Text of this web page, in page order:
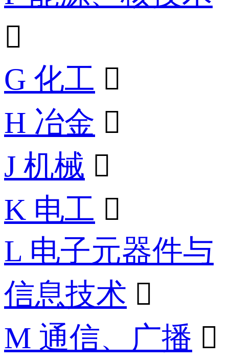

G 化工 
H 冶金 
J 机械 
K 电工 
L 电子元器件与
信息技术 
M 通信、广播 